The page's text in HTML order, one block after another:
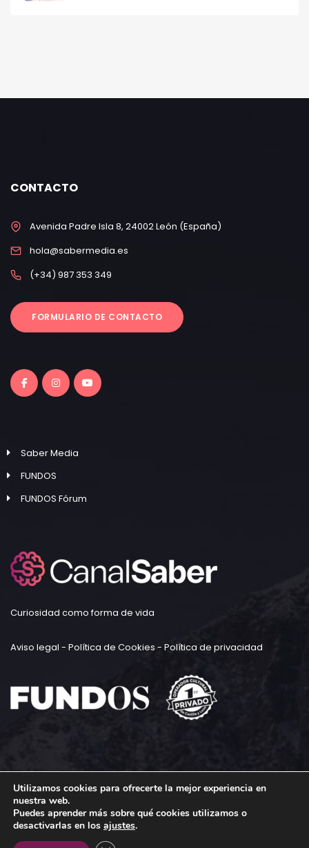
CONTACTO
Avenida Padre Isla 8, 24002 León (España)
hola@sabermedia.es
(+34) 987 353 349
FORMULARIO DE CONTACTO
Saber Media
FUNDOS
FUNDOS Fórum
Curiosidad como forma de vida
Aviso legal - Política de Cookies - Política de privacidad
Todos los derechos reservados © FUNDOS 2023
Utilizamos cookies para ofrecerte la mejor experiencia en
nuestra web.
Puedes aprender más sobre qué cookies utilizamos o
desactivarlas en los ajustes.